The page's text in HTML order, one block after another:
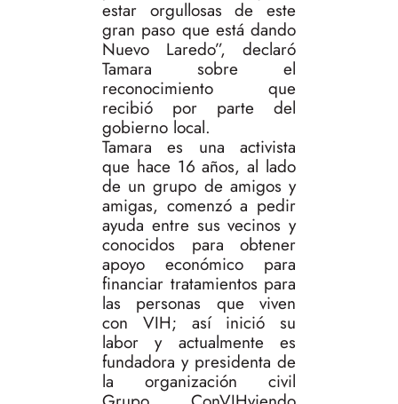
estar orgullosas de este
gran paso que está dando
Nuevo Laredo”, declaró
Tamara sobre el
reconocimiento que
recibió por parte del
gobierno local.
Tamara es una activista
que hace 16 años, al lado
de un grupo de amigos y
amigas, comenzó a pedir
ayuda entre sus vecinos y
conocidos para obtener
apoyo económico para
financiar tratamientos para
las personas que viven
con VIH; así inició su
labor y actualmente es
fundadora y presidenta de
la organización civil